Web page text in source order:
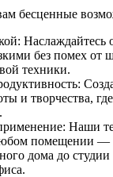
бесценные
Наслаждайтесь
без помех от
техники.
и творчества,
Наши
помещении —
дома до студии